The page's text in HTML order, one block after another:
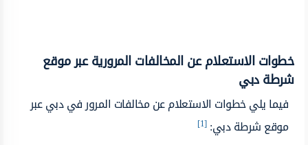
خطوات الاستعلام عن المخالفات المرورية عبر موقع
شرطة دبي
فيما يلي خطوات الاستعلام عن مخالفات المرور في دبي عبر
موقع شرطة دبي:[1]